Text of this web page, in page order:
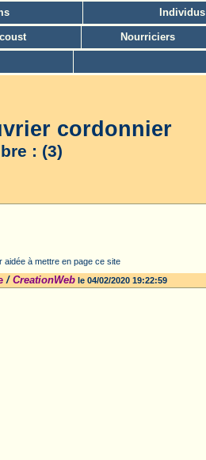
Individus
Nourriciers
cordonnier
: (3)
aidée à mettre en page ce site
/ CreationWeble 04/02/2020 19:22:59